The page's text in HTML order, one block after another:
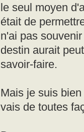
le seul moyen
était de
n'ai pas
destin aurait
savoir-faire.
Mais je suis
vais de toutes